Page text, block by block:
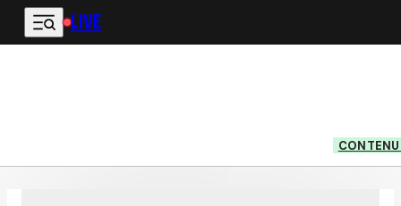
Vai al contenuto principale
LIVE